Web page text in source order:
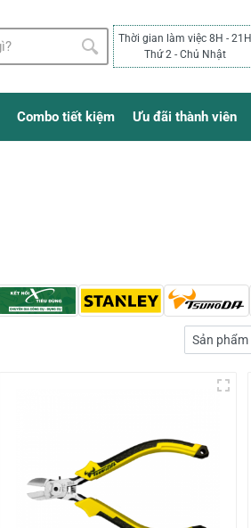
Thời gian làm việc 8H - 21H
Thứ 2 - Chủ Nhật
Combo tiết kiệm Ưu đãi thành viên